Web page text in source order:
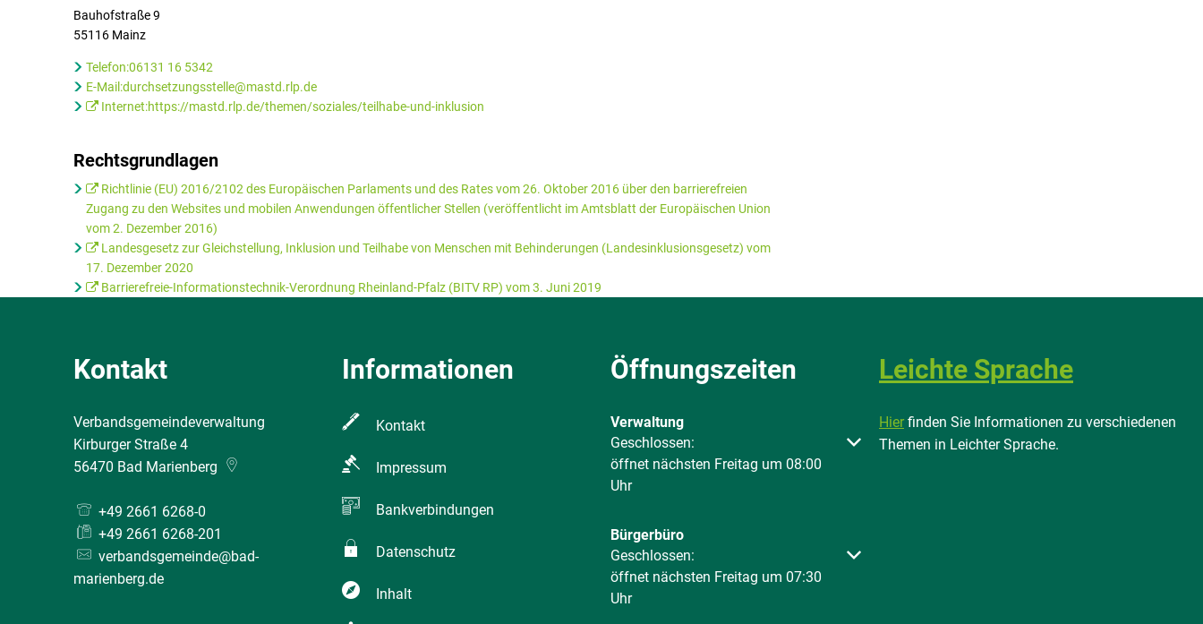
Bauhofstraße 9
55116 Mainz
Telefon:06131 16 5342
E-Mail:durchsetzungsstelle@mastd.rlp.de
Internet:https://mastd.rlp.de/themen/soziales/teilhabe-und-inklusion
Rechtsgrundlagen
Richtlinie (EU) 2016/2102 des Europäischen Parlaments und des Rates vom 26. Oktober 2016 über den barrierefreien
Zugang zu den Websites und mobilen Anwendungen öffentlicher Stellen (veröffentlicht im Amtsblatt der Europäischen Union
vom 2. Dezember 2016)
Landesgesetz zur Gleichstellung, Inklusion und Teilhabe von Menschen mit Behinderungen (Landesinklusionsgesetz) vom
17. Dezember 2020
Barrierefreie-Informationstechnik-Verordnung Rheinland-Pfalz (BITV RP) vom 3. Juni 2019
Kontakt
Verbandsgemeindeverwaltung
Kirburger Straße 4
56470 Bad Marienberg
+49 2661 6268-0
+49 2661 6268-201
verbandsgemeinde@bad-
marienberg.de
Informationen
Kontakt
Impressum
Bankverbindungen
Datenschutz
Inhalt
Öffnungszeiten
Verwaltung
Klicken, um weitere Öffnungs- oder Schließzeiten auszublenden
Geschlossen:
öffnet nächsten Freitag um 08:00
Uhr
Bürgerbüro
Klicken, um weitere Öffnungs- oder Schließzeiten auszublenden
Geschlossen:
öffnet nächsten Freitag um 07:30
Uhr
Leichte Sprache
Hier finden Sie Informationen zu verschiedenen
Themen in Leichter Sprache.